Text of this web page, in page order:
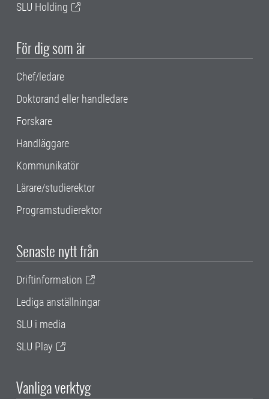
SLU Holding
För dig som är
Chef/ledare
Doktorand eller handledare
Forskare
Handläggare
Kommunikatör
Lärare/studierektor
Programstudierektor
Senaste nytt från
Driftinformation
Lediga anställningar
SLU i media
SLU Play
Vanliga verktyg